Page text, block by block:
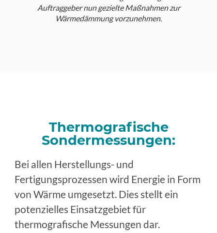
Thermografische
Sondermessungen:
Bei allen Herstellungs- und
Fertigungsprozessen wird Energie in Form
von Wärme umgesetzt. Dies stellt ein
potenzielles Einsatzgebiet für
thermografische Messungen dar.